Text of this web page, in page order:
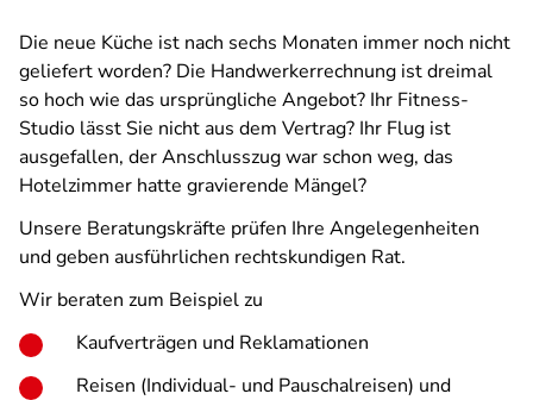
Die neue Küche ist nach sechs Monaten immer noch nicht
geliefert worden? Die Handwerkerrechnung ist dreimal
so hoch wie das ursprüngliche Angebot? Ihr Fitness-
Studio lässt Sie nicht aus dem Vertrag? Ihr Flug ist
ausgefallen, der Anschlusszug war schon weg, das
Hotelzimmer hatte gravierende Mängel?
Unsere Beratungskräfte prüfen Ihre Angelegenheiten
und geben ausführlichen rechtskundigen Rat.
Wir beraten zum Beispiel zu
Kaufverträgen und Reklamationen
Reisen (Individual- und Pauschalreisen) und